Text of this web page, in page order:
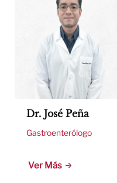
Dr. José Peña
Gastroenterólogo
Ver Más